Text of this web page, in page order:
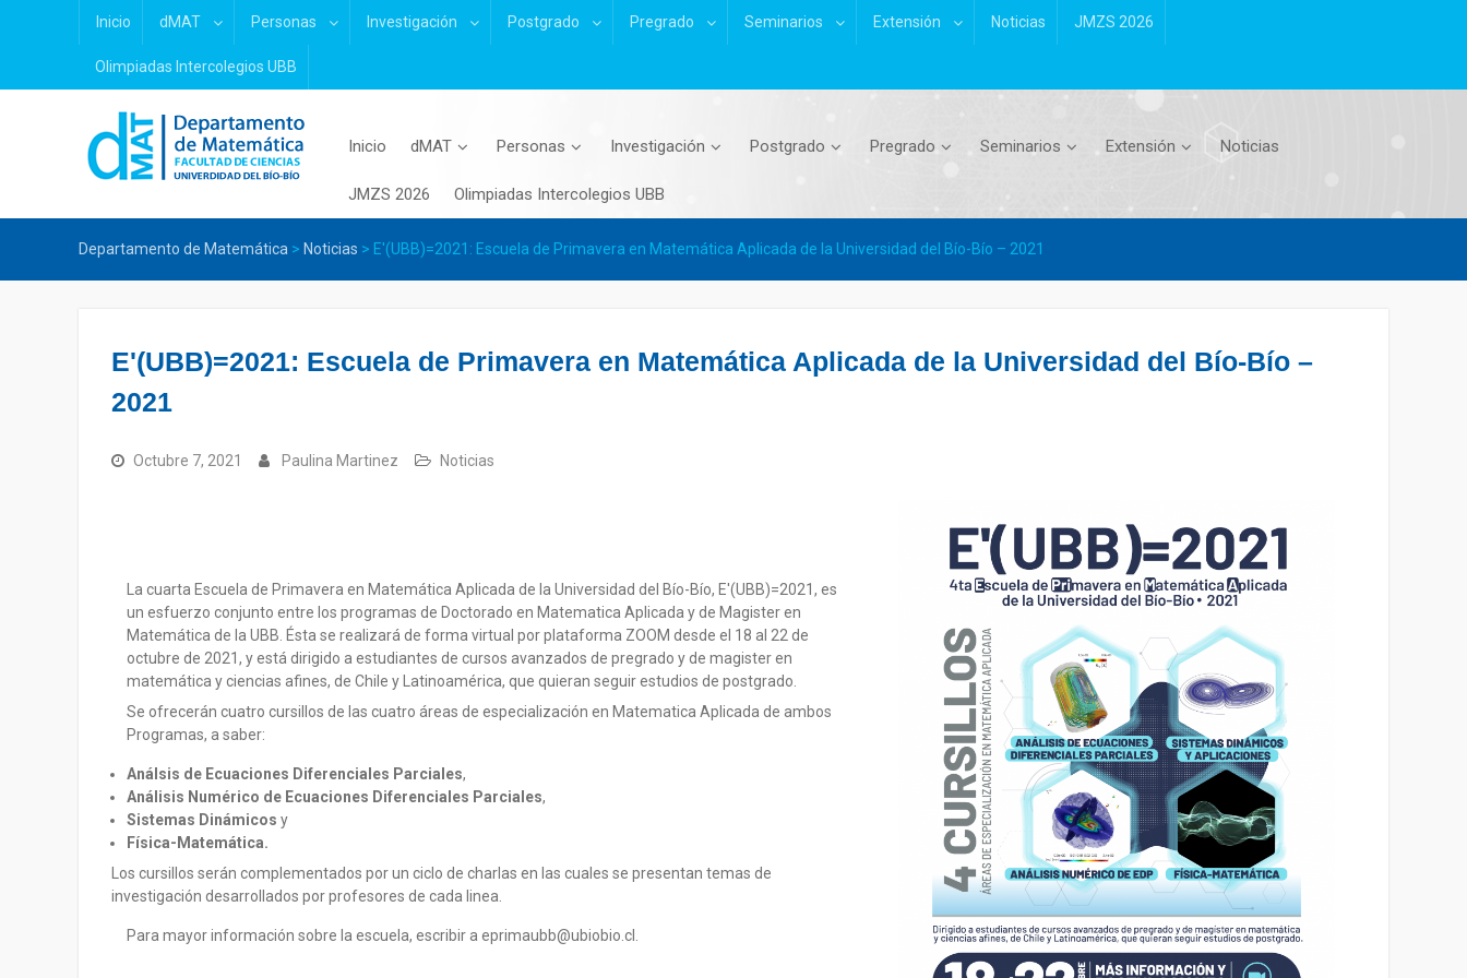
Inicio dMAT Personas Investigación Postgrado Pregrado Seminarios Extensión Noticias JMZS 2026
Olimpiadas Intercolegios UBB
Inicio dMAT Personas Investigación Postgrado Pregrado Seminarios Extensión Noticias
JMZS 2026 Olimpiadas Intercolegios UBB
Departamento de Matemática > Noticias > E'(UBB)=2021: Escuela de Primavera en Matemática Aplicada de la Universidad del Bío-Bío – 2021
E'(UBB)=2021: Escuela de Primavera en Matemática Aplicada de la Universidad del Bío-Bío –
2021
Octubre 7, 2021 Paulina Martinez Noticias
La cuarta Escuela de Primavera en Matemática Aplicada de la Universidad del Bío-Bío, E'(UBB)=2021, es
un esfuerzo conjunto entre los programas de Doctorado en Matematica Aplicada y de Magister en
Matemática de la UBB. Ésta se realizará de forma virtual por plataforma ZOOM desde el 18 al 22 de
octubre de 2021, y está dirigido a estudiantes de cursos avanzados de pregrado y de magister en
matemática y ciencias afines, de Chile y Latinoamérica, que quieran seguir estudios de postgrado.
Se ofrecerán cuatro cursillos de las cuatro áreas de especialización en Matematica Aplicada de ambos
Programas, a saber:
Análsis de Ecuaciones Diferenciales Parciales,
Análisis Numérico de Ecuaciones Diferenciales Parciales,
Sistemas Dinámicos y
Física-Matemática.
Los cursillos serán complementados por un ciclo de charlas en las cuales se presentan temas de
investigación desarrollados por profesores de cada linea.
Para mayor información sobre la escuela, escribir a eprimaubb@ubiobio.cl.